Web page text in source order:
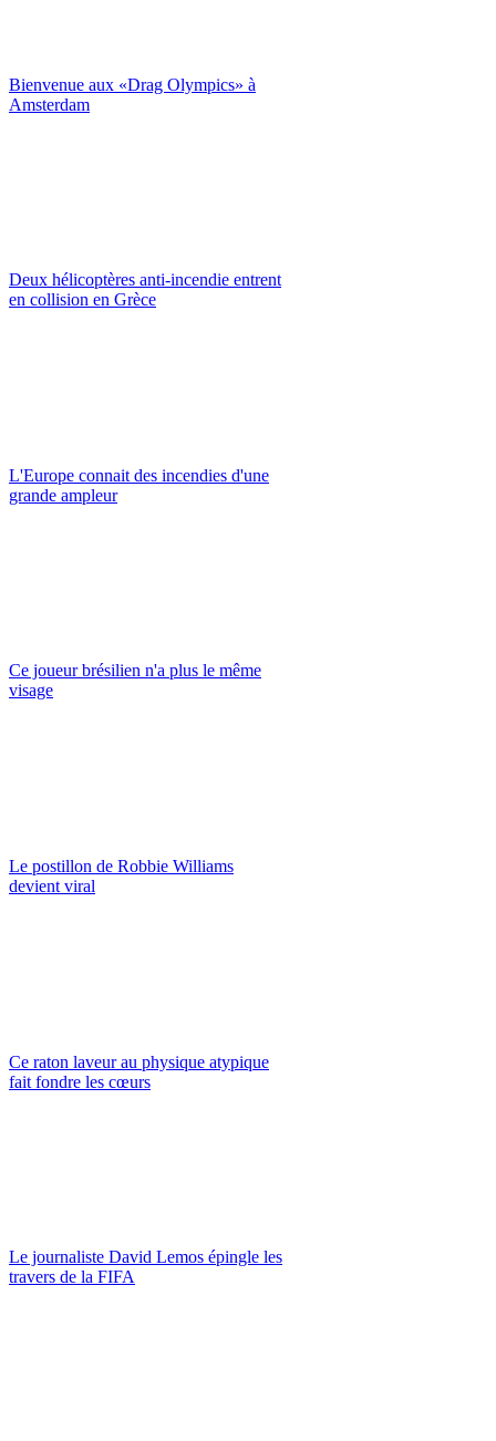
Bienvenue aux «Drag Olympics» à
Amsterdam
Deux hélicoptères anti-incendie entrent
en collision en Grèce
L'Europe connait des incendies d'une
grande ampleur
Ce joueur brésilien n'a plus le même
visage
Le postillon de Robbie Williams
devient viral
Ce raton laveur au physique atypique
fait fondre les cœurs
Le journaliste David Lemos épingle les
travers de la FIFA